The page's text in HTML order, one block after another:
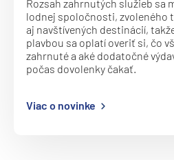
Oceania Vista
P&O
Arcadia
Arvia
Aurora
Rozsah zahrnutých služieb sa
lodnej spoločnosti, zvoleného
aj navštívených destinácií,
plavbou sa oplatí overiť si, čo
zahrnuté a aké dodatočné
počas dovolenky čakať.
Viac o novinke